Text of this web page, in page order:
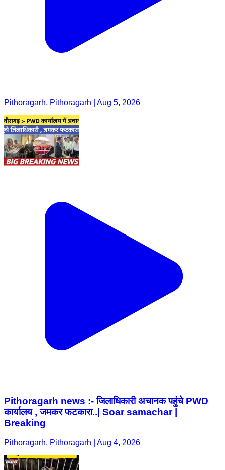
Pithoragarh, Pithoragarh | Aug 5, 2026
Pithoragarh news :- जिलाधिकारी अचानक पहुंचे PWD
कार्यालय , जमकर फटकारा..| Soar samachar |
Breaking
Pithoragarh, Pithoragarh | Aug 4, 2026